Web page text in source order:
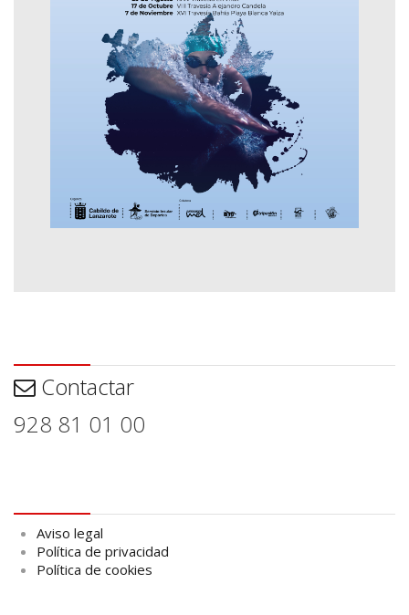
Contactar
928 81 01 00
Aviso legal
Política de privacidad
Política de cookies